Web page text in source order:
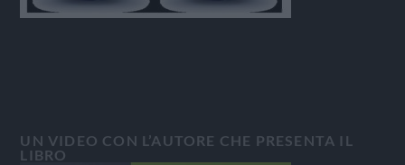
UN VIDEO CON L’AUTORE CHE PRESENTA IL
LIBRO